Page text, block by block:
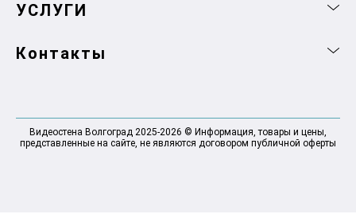
УСЛУГИ
Контакты
Видеостена Волгоград 2025-2026 © Информация, товары и цены,
представленные на сайте, не являются договором публичной оферты